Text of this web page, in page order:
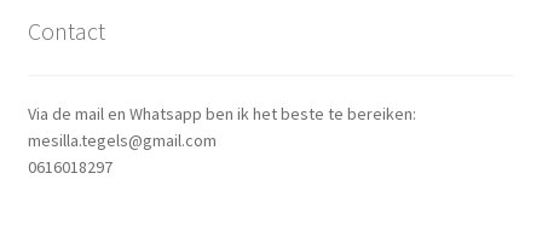
Contact
Via de mail en Whatsapp ben ik het beste te bereiken:
mesilla.tegels@gmail.com
0616018297